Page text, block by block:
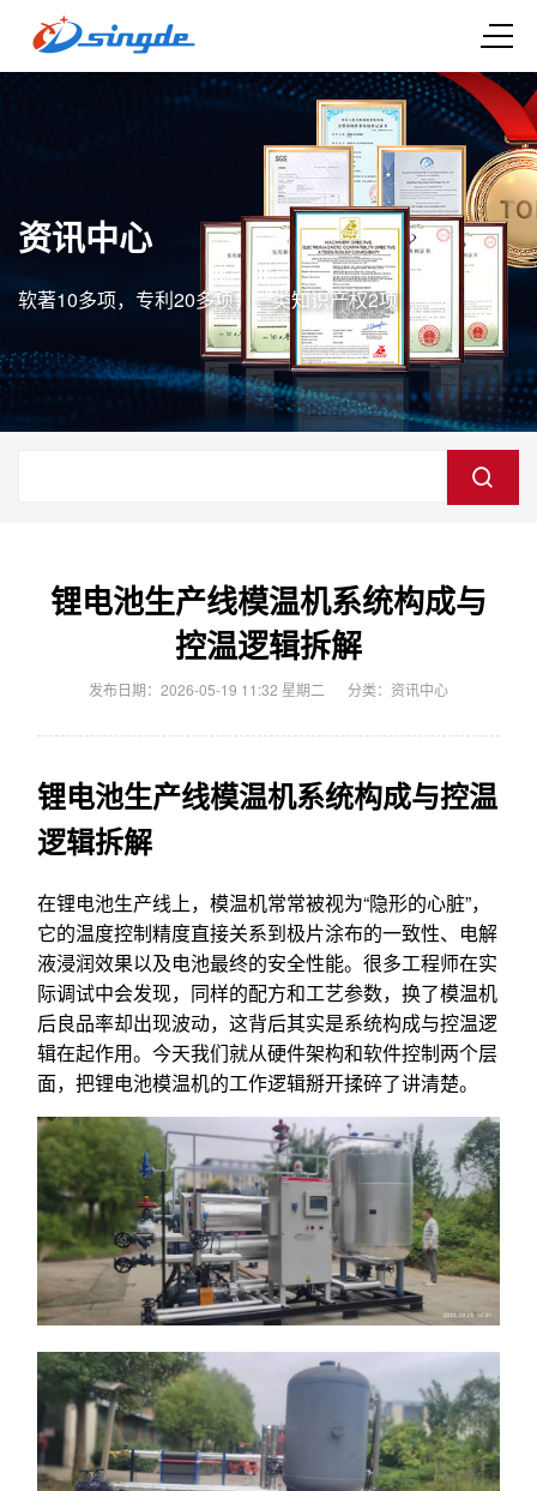
资讯中心
软著10多项，专利20多项，一类知识产权2项
锂电池生产线模温机系统构成与
控温逻辑拆解
发布日期：2026-05-19 11:32 星期二 分类： 资讯中心
锂电池生产线模温机系统构成与控温
逻辑拆解
在锂电池生产线上，模温机常常被视为“隐形的心脏”，
它的温度控制精度直接关系到极片涂布的一致性、电解
液浸润效果以及电池最终的安全性能。很多工程师在实
际调试中会发现，同样的配方和工艺参数，换了模温机
后良品率却出现波动，这背后其实是系统构成与控温逻
辑在起作用。今天我们就从硬件架构和软件控制两个层
面，把锂电池模温机的工作逻辑掰开揉碎了讲清楚。